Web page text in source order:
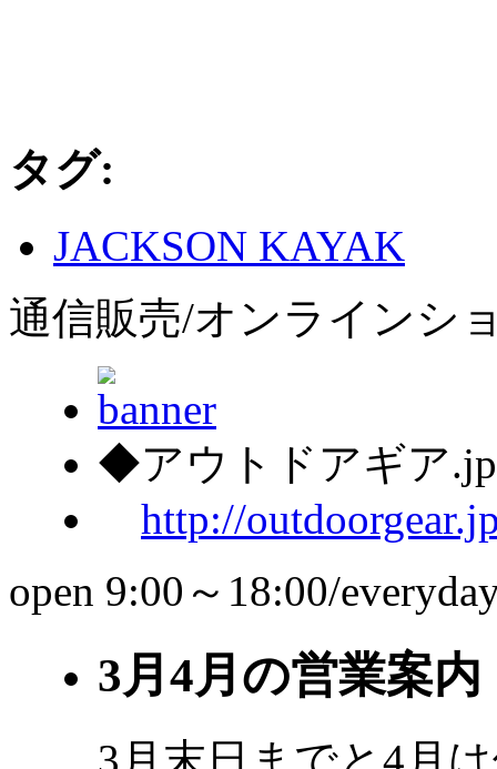
タグ:
JACKSON KAYAK
通信販売/オンラインシ
◆アウトドアギア
http://
open 9:00～18:00/
3月4月の営業案内